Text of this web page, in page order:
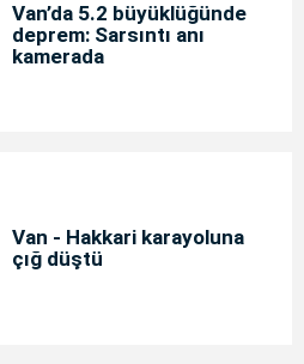
Van’da 5.2 büyüklüğünde
deprem: Sarsıntı anı
kamerada
Van - Hakkari karayoluna
çığ düştü